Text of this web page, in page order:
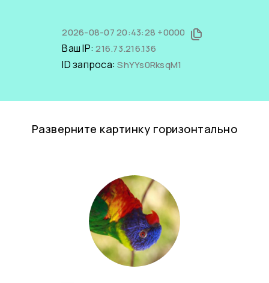
2026-08-07 20:43:28 +0000
Ваш IP:216.73.216.136
ID запроса:ShYYs0RksqM1
Разверните картинку горизонтально